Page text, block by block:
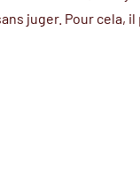
juger. Pour cela,